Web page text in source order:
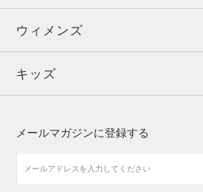
ウィメンズ
キッズ
アクセサリー
トップス
ボトムス
アクセサリー
ウィメンズ
トップス
シューズ
キッズ
メールマガジンに登録する